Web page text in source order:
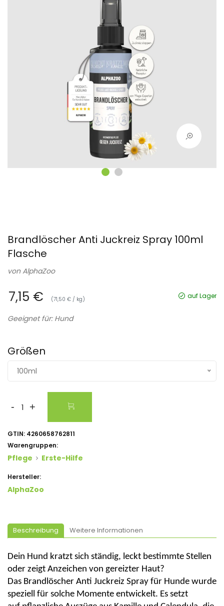
Brandlöscher Anti Juckreiz Spray 100ml
Flasche
vonAlphaZoo
7,15 € (71,50 € / kg) auf Lager
Geeignet für: Hund
Größen
100ml
- +
GTIN: 4260658762811
Warengruppen:
Pflege Erste-Hilfe
Hersteller:
AlphaZoo
Beschreibung Weitere Informationen
Dein Hund kratzt sich ständig, leckt bestimmte Stellen
oder zeigt Anzeichen von gereizter Haut?
Das Brandlöscher Anti Juckreiz Spray für Hunde wurde
speziell für solche Momente entwickelt. Es setzt